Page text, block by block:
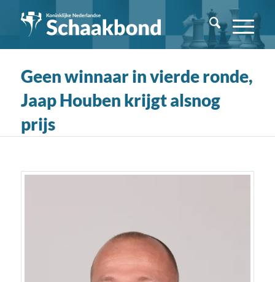
Geen winnaar in vierde ronde,
Jaap Houben krijgt alsnog
prijs